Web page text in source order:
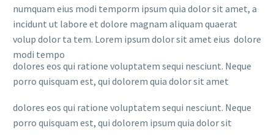
numquam eius modi temporm ipsum quia dolor sit amet, a
incidunt ut labore et dolore magnam aliquam quaerat
volup dolor ta tem. Lorem ipsum dolor sit amet eius dolore
modi tempo
dolores eos qui ratione voluptatem sequi nesciunt. Neque
porro quisquam est, qui dolorem quia dolor sit amet
dolores eos qui ratione voluptatem sequi nesciunt. Neque
porro quisquam est, qui dolorem ipsum quia dolor sit